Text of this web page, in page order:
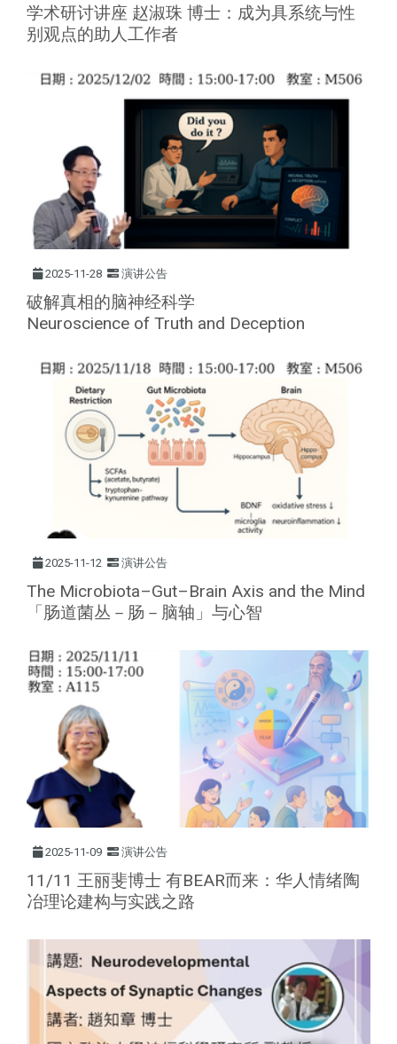
学术研讨讲座 赵淑珠 博士：成为具系统与性
别观点的助人工作者
2025-11-28 演讲公告
破解真相的脑神经科学
Neuroscience of Truth and Deception
2025-11-12 演讲公告
The Microbiota–Gut–Brain Axis and the Mind
「肠道菌丛－肠－脑轴」与心智
2025-11-09 演讲公告
11/11 王丽斐博士 有BEAR而来：华人情绪陶
冶理论建构与实践之路